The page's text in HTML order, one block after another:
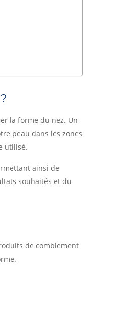
la forme du nez. Un
peau dans les zones
utilisé.
ainsi de
souhaités et du
de comblement